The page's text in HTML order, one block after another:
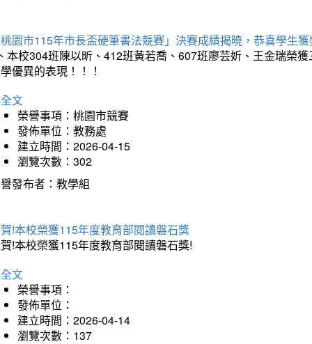
園市115年市長盃硬筆書法競賽」決賽成績揭曉，恭喜學生
本校304班陳以昕、412班黃若喬、607班廖芸妡、王金瑞榮
優異的表現！！！
文
榮譽事項：桃園市競賽
發佈單位：教務處
建立時間：2026-04-15
瀏覽次數：302
發布者：教學組
!本校榮獲115年度教育部閱讀磐石獎
!本校榮獲115年度教育部閱讀磐石獎!
文
榮譽事項：
發佈單位：
建立時間：2026-04-14
瀏覽次數：137